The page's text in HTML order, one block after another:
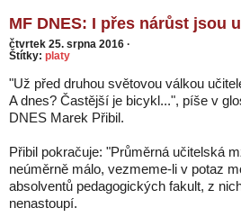
MF DNES: I přes nárůst jsou
čtvrtek 25. srpna 2016 ·
Štítky: platy
"Už před druhou světovou válkou
A dnes? Častější je bicykl...", píše v
DNES Marek Přibil.
Přibil pokračuje: "Průměrná učitelská
neúměrně málo, vezmeme-li v potaz
absolventů pedagogických fakult, z
nenastoupí.